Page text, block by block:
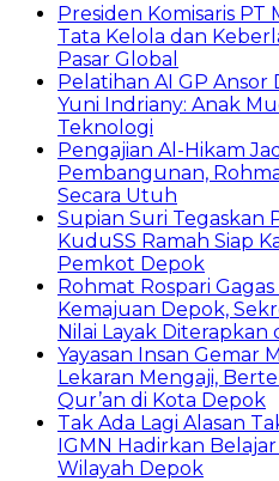
Presiden Komisaris PT
Tata Kelola dan
Pasar Global
Pelatihan AI GP Ansor
Yuni Indriany: Anak
Teknologi
Pengajian Al-Hikam
Pembangunan,
Secara Utuh
Supian Suri Tegaskan
KuduSS Ramah Siap
Pemkot Depok
Rohmat Rospari
Kemajuan Depok,
Nilai Layak Diterapkan
Yayasan Insan Gemar
Lekaran Mengaji,
Qur’an di Kota Depok
Tak Ada Lagi Alasan
IGMN Hadirkan Belajar
Wilayah Depok